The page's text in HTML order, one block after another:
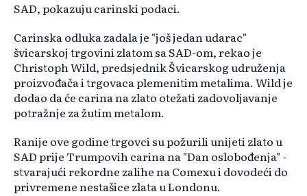
SAD, pokazuju carinski podaci.
Carinska odluka zadala je "još jedan udarac"
švicarskoj trgovini zlatom sa SAD-om, rekao je
Christoph Wild, predsjednik Švicarskog udruženja
proizvođača i trgovaca plemenitim metalima. Wild je
dodao da će carina na zlato otežati zadovoljavanje
potražnje za žutim metalom.
Ranije ove godine trgovci su požurili unijeti zlato u
SAD prije Trumpovih carina na "Dan oslobođenja" -
stvarajući rekordne zalihe na Comexu i dovodeći do
privremene nestašice zlata u Londonu.